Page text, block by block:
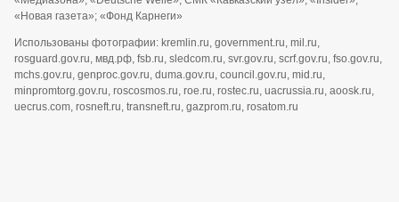
«Новая газета»; «Фонд Карнеги»
Использованы фотографии: kremlin.ru, government.ru, mil.ru,
rosguard.gov.ru, мвд.рф, fsb.ru, sledcom.ru, svr.gov.ru, scrf.gov.ru, fso.gov.ru,
mchs.gov.ru, genproc.gov.ru, duma.gov.ru, council.gov.ru, mid.ru,
minpromtorg.gov.ru, roscosmos.ru, roe.ru, rostec.ru, uacrussia.ru, aoosk.ru,
uecrus.com, rosneft.ru, transneft.ru, gazprom.ru, rosatom.ru